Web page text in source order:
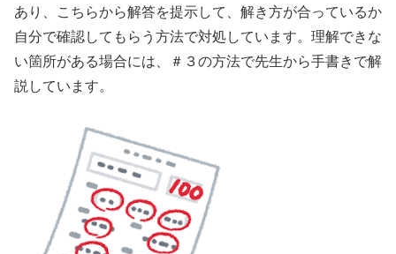
あり、こちらから解答を提示して、解き方が合っているか
自分で確認してもらう方法で対処しています。理解できな
い箇所がある場合には、＃３の方法で先生から手書きで解
説しています。